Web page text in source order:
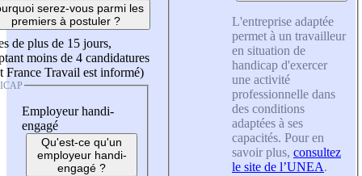
serez-vous parmi les
premiers à postuler ?
de plus de 15 jours,
moins de 4 candidatures
France Travail est informé)
Employeur handi-
engagé
Qu'est-ce qu'un
employeur handi-
engagé ?
L'entreprise adaptée
permet à un travailleur
en situation de
handicap d'exercer
une activité
professionnelle dans
des conditions
adaptées à ses
capacités. Pour en
savoir plus, consultez
le site de l’UNEA.